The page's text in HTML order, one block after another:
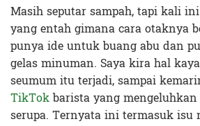
Masih seputar sampah, tapi kali
yang entah gimana cara otaknya
punya ide untuk buang abu dan
gelas minuman. Saya kira hal
seumum itu terjadi, sampai
TikTokbarista yang
serupa. Ternyata ini termasuk isu